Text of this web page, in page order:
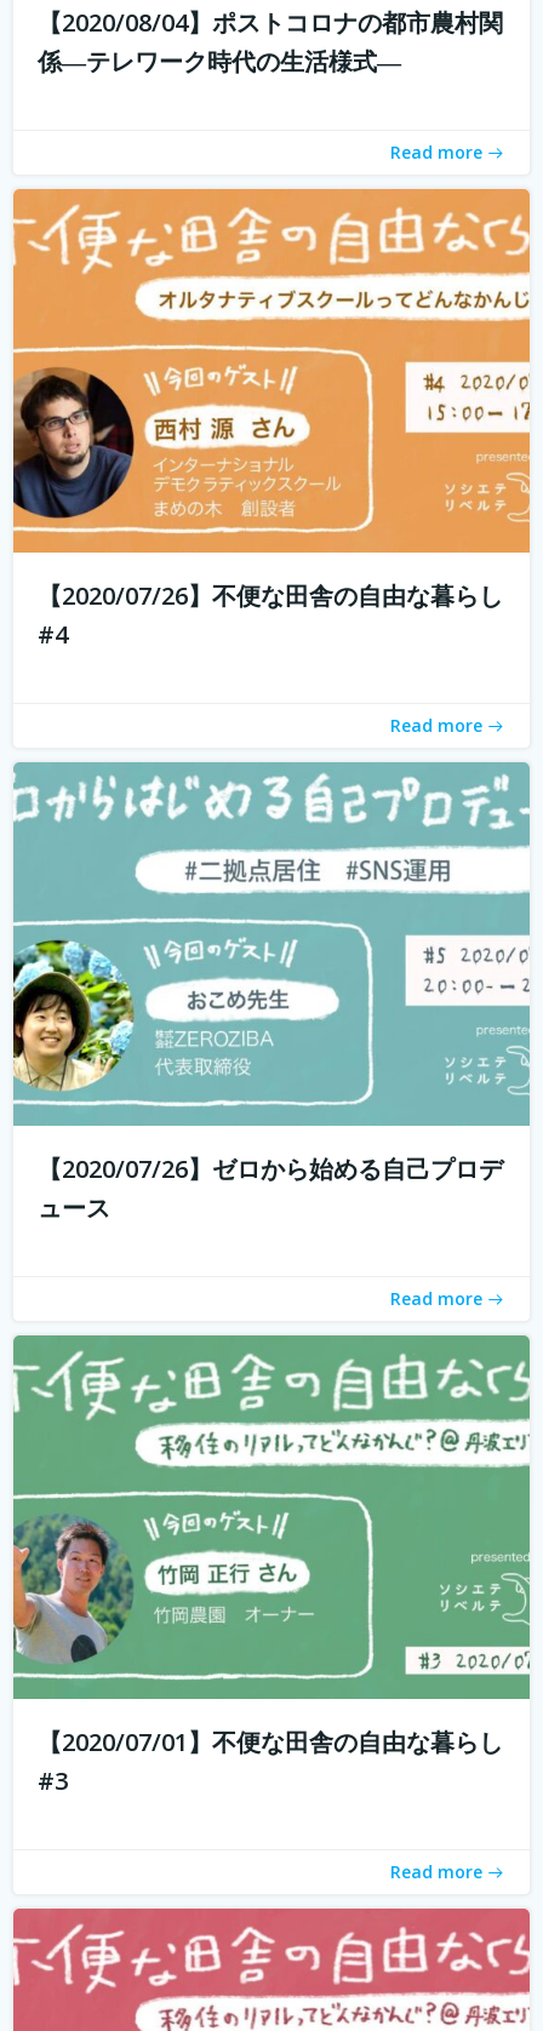
【2020/08/04】ポストコロナの都市農村関
係―テレワーク時代の生活様式―
Read more
判断し、そして決断できるようになって欲しい。 好きなこ
とを見つけたら、とことんまで没頭できる時間と環境を与
えてあげたい。 そして何よりも...続きを読む
【2020/07/26】不便な田舎の自由な暮らし
#4
Read more
現代社会では「個人の時代」と言われ、SNSを通じて誰で
もコスト0円で自己発信できるようになってきました。 し
わからないと感じている方も多いのではないでしょうか？
【2020/07/26】ゼロから始める自己プロデ
ュース
Read more
withコロナ時代に入り、オンライン化が加速化すること
で、不便だと思われていた田舎も、不便に感じなくなって
きました。 でも、田舎に自分が好きな仕事ってあるの？そ
う思う方も多いかもしれません。 「不便な田舎の自由な暮
【2020/07/01】不便な田舎の自由な暮らし
#3
Read more
もしかして田舎のことを、遠いしコンビニないし仕事も無
いし、なんて思ってませんか？ 兵庫県丹波地域は「都会に
る。 「不便な田舎の自由な暮らし」...続きを読む